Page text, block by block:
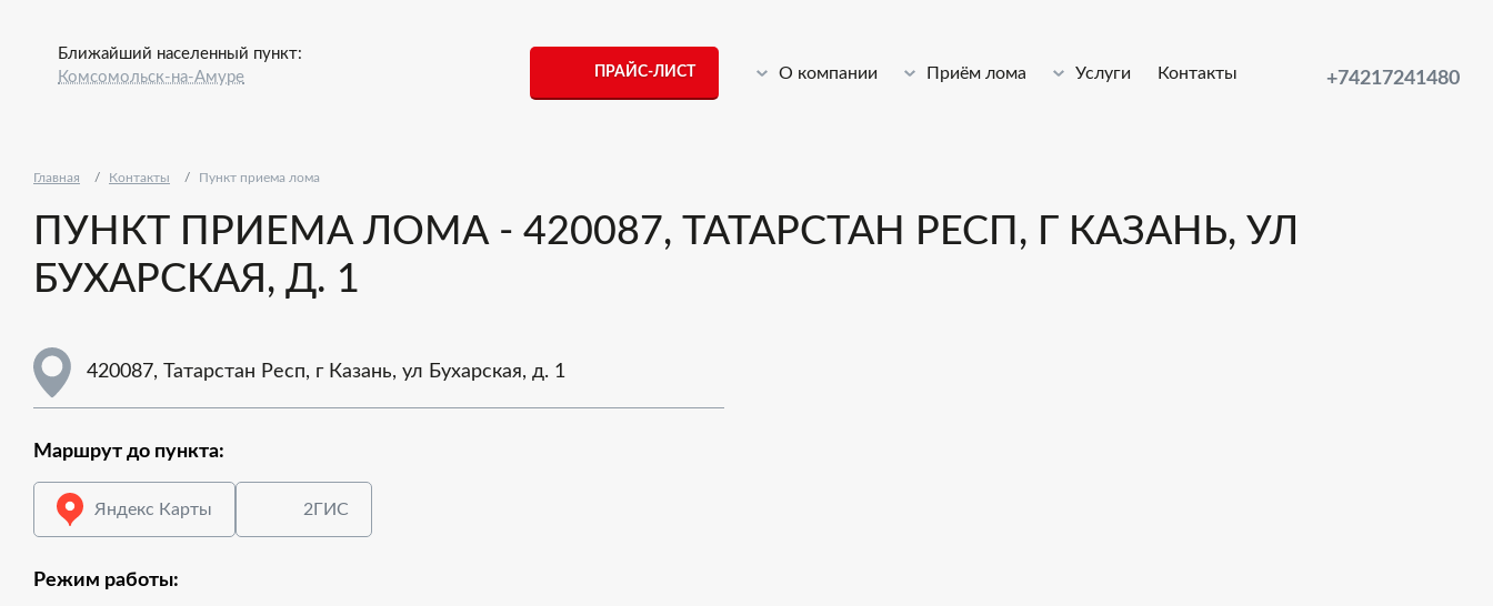
Ближайший населенный пункт:
Комсомольск-на-Амуре
ПРАЙС-ЛИСТ О компании Приём лома Услуги Контакты +74217241480
Главная Контакты Пункт приема лома
ПУНКТ ПРИЕМА ЛОМА - 420087, ТАТАРСТАН РЕСП, Г КАЗАНЬ, УЛ
БУХАРСКАЯ, Д. 1
420087, Татарстан Респ, г Казань, ул Бухарская, д. 1
Маршрут до пункта:
Яндекс Карты 2ГИС
Режим работы: